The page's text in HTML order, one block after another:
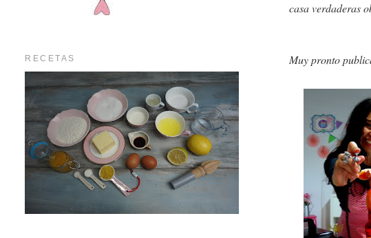
casa verdaderas
Muy pronto
RECETAS